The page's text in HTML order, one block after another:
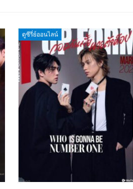
ดูซีรี่ย์ออนไลน์